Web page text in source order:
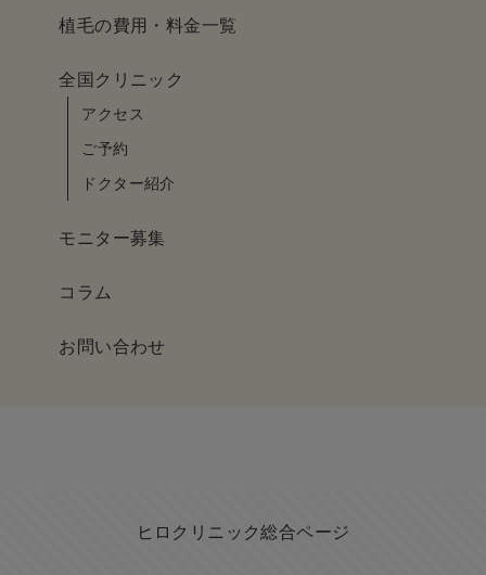
植毛の費用・料金一覧
全国クリニック
アクセス
ご予約
ドクター紹介
モニター募集
コラム
お問い合わせ
ヒロクリニック総合ページ